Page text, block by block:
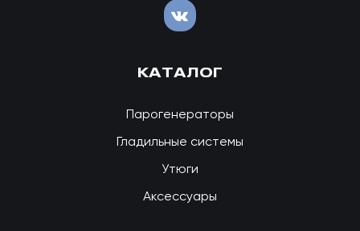
КАТАЛОГ
Парогенераторы
Гладильные системы
Утюги
Аксессуары